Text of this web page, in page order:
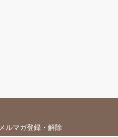
メルマガ登録・解除